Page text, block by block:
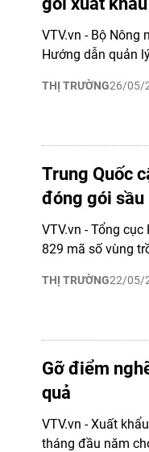
THỊ TRƯỜNG26/05/
VTV.vn - Bộ
Hướng dẫn quản
Trung Quốc
đóng gói sầu
THỊ TRƯỜNG22/05/
VTV.vn - Tổng
829 mã số vùng
Gỡ điểm
quả
VTV.vn - Xuất
tháng đầu năm